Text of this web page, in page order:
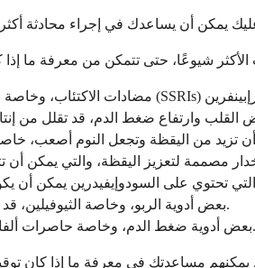
بعض أدوية الربو، وخاصة الثيوفيلين، قد تسبب التوتر أو الأرق لدى بعض الأفراد.
بعض أدوية ضغط الدم، وخاصة حاصرات ألفا، يمكن أن تسبب كوابيس أو نومًا مجزأً.